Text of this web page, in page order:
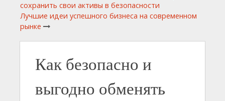
сохранить свои активы в безопасности
Лучшие идеи успешного бизнеса на современном
рынке
Как безопасно и
выгодно обменять